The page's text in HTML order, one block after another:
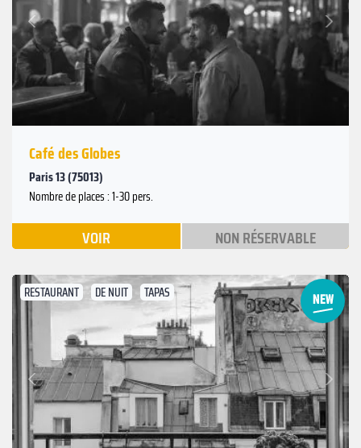
Précédent
Suivant
Café des Globes
Paris 13 (75013)
Nombre de places : 1-30 pers.
VOIR NON RÉSERVABLE
RESTAURANT DE NUIT TAPAS
Précédent
Suivant